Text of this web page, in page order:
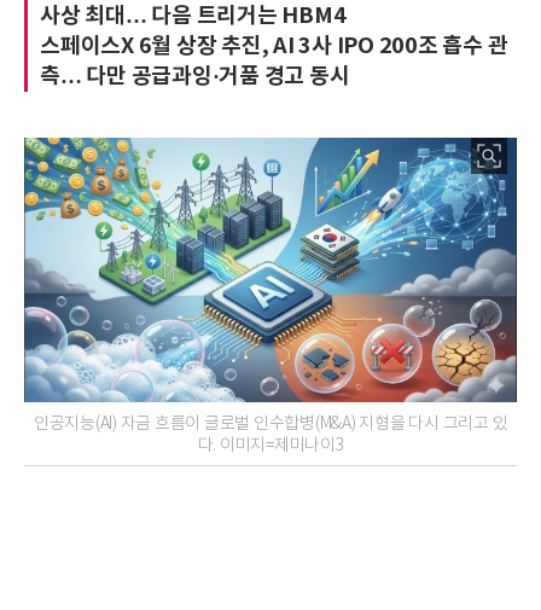
사상 최대… 다음 트리거는 HBM4
스페이스X 6월 상장 추진, AI 3사 IPO 200조 흡수 관
측… 다만 공급과잉·거품 경고 동시
인공지능(AI) 자금 흐름이 글로벌 인수합병(M&A) 지형을 다시 그리고 있
다. 이미지=제미나이3